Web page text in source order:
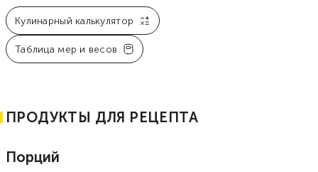
Кулинарный калькулятор
Таблица мер и весов
ПРОДУКТЫ ДЛЯ РЕЦЕПТА
Порций